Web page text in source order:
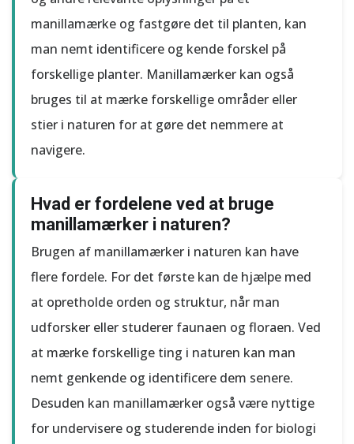
manillamærke og fastgøre det til planten, kan
man nemt identificere og kende forskel på
forskellige planter. Manillamærker kan også
bruges til at mærke forskellige områder eller
stier i naturen for at gøre det nemmere at
navigere.
Hvad er fordelene ved at bruge
manillamærker i naturen?
Brugen af manillamærker i naturen kan have
flere fordele. For det første kan de hjælpe med
at opretholde orden og struktur, når man
udforsker eller studerer faunaen og floraen. Ved
at mærke forskellige ting i naturen kan man
nemt genkende og identificere dem senere.
Desuden kan manillamærker også være nyttige
for undervisere og studerende inden for biologi